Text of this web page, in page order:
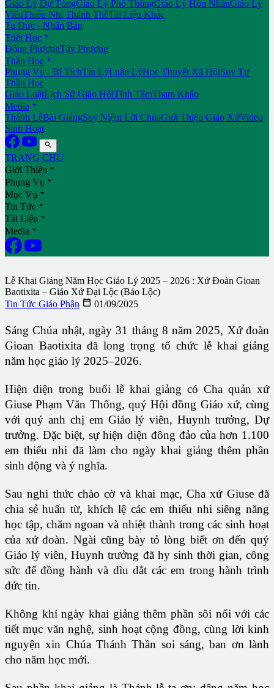
Giáo Lý Dự TòngGiáo Lý Phổ ThôngGiáo Lý Hôn NhânGiáo Lý
ViênThiếu Nhi Thánh ThểTài Liệu Khác
Tu Đức - Nhân Bản
Triết Học 
Đông PhươngTây Phương
Thần Học 
Phụng Vụ - Bí TíchTín LýLuân LýHọc Thuyết Xã HộiSuy Tư
Thần Học
Giáo LuậtLịch Sử Giáo HộiTĩnh TâmTham Khảo
Media 
Thánh LễBài GiảngSuy Niệm Lời ChúaGiới Thiệu Giáo XứVideo
Sinh Hoạt

TRANG CHỦ
Giới Thiệu 
Phụng Vụ 
Mục Vụ 
Tin Tức 
Tài Liệu 
Media 
Lễ Khai Giảng Năm Học Giáo Lý 2025 – 2026 : Xứ Đoàn Gioan
Baotixita – Giáo Xứ Đại Lộc (Bảo Lộc)
Tin Tức Giáo Phận  01/09/2025
Sáng Chúa nhật, ngày 31 tháng 8 năm 2025, Xứ đoàn
Gioan Baotixita đã long trọng tổ chức lễ khai giảng
năm học giáo lý 2025–2026.
Hiện diện trong buổi lễ khai giảng có Cha quản xứ
Giuse Phạm Văn Thống, quý Hội đồng Giáo xứ, cùng
với quý anh chị em Giáo lý viên, Huynh trưởng, Dự
trưởng. Đặc biệt, sự hiện diện đông đảo của hơn 1.100
em thiếu nhi đã làm cho ngày khai giảng thêm phần
sinh động và ý nghĩa.
Sau nghi thức chào cờ và khai mạc, Cha xứ Giuse đã
chia sẻ huấn từ, khích lệ các em thiếu nhi siêng năng
học tập, chăm ngoan và nhiệt thành trong các sinh hoạt
của xứ đoàn. Ngài cũng bày tỏ lòng biết ơn đến quý
Giáo lý viên, Huynh trưởng đã hy sinh thời gian, công
sức để đồng hành và dìu dắt các em trong hành trình
đức tin.
Không khí ngày khai giảng thêm phần sôi nổi với các
tiết mục văn nghệ, sinh hoạt cộng đồng, cùng lời kinh
nguyện xin Chúa Thánh Thần soi sáng, ban ơn lành
cho năm học mới.